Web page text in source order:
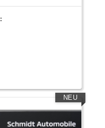
:
NEU